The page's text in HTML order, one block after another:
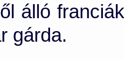
álló
gárda.